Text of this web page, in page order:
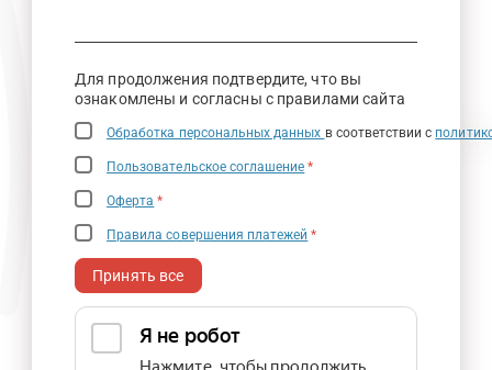
Для продолжения подтвердите, что вы
ознакомлены и согласны с правилами сайта
Обработка персональных данных в соответствии с
Пользовательское соглашение *
Оферта *
Правила совершения платежей *
Принять все